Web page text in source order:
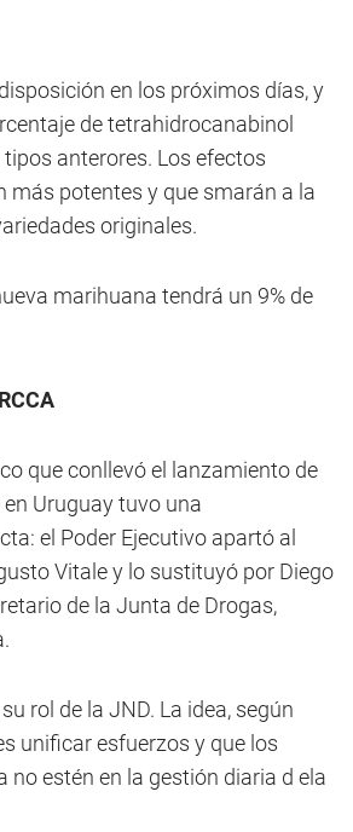
en los próximos días, y
de tetrahidrocanabinol
anterores. Los efectos
más potentes y que smarán a la
originales.
marihuana tendrá un 9% de
que conllevó el lanzamiento de
Uruguay tuvo una
el Poder Ejecutivo apartó al
Vitale y lo sustituyó por Diego
de la Junta de Drogas,
rol de la JND. La idea, según
unificar esfuerzos y que los
no estén en la gestión diaria d ela